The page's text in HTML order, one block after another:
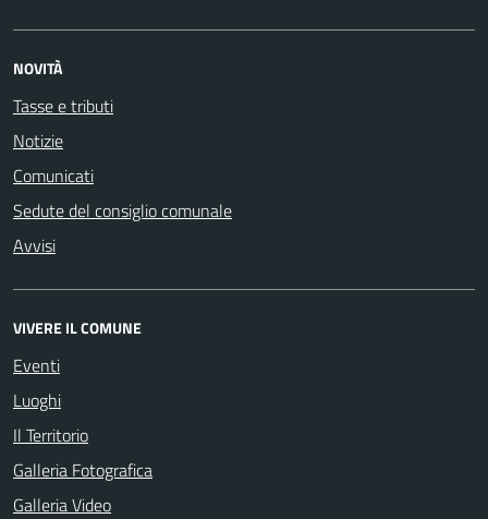
NOVITÀ
Tasse e tributi
Notizie
Comunicati
Sedute del consiglio comunale
Avvisi
VIVERE IL COMUNE
Eventi
Luoghi
Il Territorio
Galleria Fotografica
Galleria Video